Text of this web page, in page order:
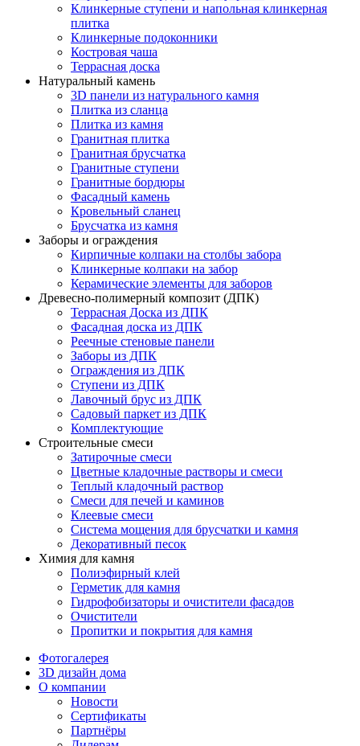
Клинкерные ступени и напольная клинкерная
плитка
Клинкерные подоконники
Костровая чаша
Террасная доска
Натуральный камень
3D панели из натурального камня
Плитка из сланца
Плитка из камня
Гранитная плитка
Гранитная брусчатка
Гранитные ступени
Гранитные бордюры
Фасадный камень
Кровельный сланец
Брусчатка из камня
Заборы и ограждения
Кирпичные колпаки на столбы забора
Клинкерные колпаки на забор
Керамические элементы для заборов
Древесно-полимерный композит (ДПК)
Террасная Доска из ДПК
Фасадная доска из ДПК
Реечные стеновые панели
Заборы из ДПК
Ограждения из ДПК
Ступени из ДПК
Лавочный брус из ДПК
Садовый паркет из ДПК
Комплектующие
Строительные смеси
Затирочные смеси
Цветные кладочные растворы и смеси
Теплый кладочный раствор
Смеси для печей и каминов
Клеевые смеси
Система мощения для брусчатки и камня
Декоративный песок
Химия для камня
Полиэфирный клей
Герметик для камня
Гидрофобизаторы и очистители фасадов
Очистители
Пропитки и покрытия для камня
Фотогалерея
3D дизайн дома
О компании
Новости
Сертификаты
Партнёры